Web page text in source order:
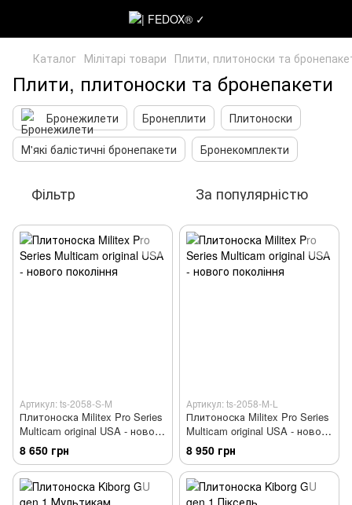
Каталог Мілітарі товари Плити, плитоноски та
Плити, плитоноски та бронепакети
Бронежилети Бронеплити
Плитоноски
М'які балістичні бронепакети
Бронекомплекти
Фільтр За популярністю
Артикул: ts-2058-S-M
Плитоноска Militex Pro Series
Multicam original USA - нового
покоління
8 650 грн
Артикул: ts-2058-M-L
Плитоноска Militex Pro Series
Multicam original USA - нового
покоління
8 950 грн